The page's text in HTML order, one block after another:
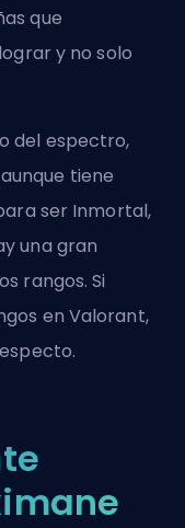
que
y no solo
del espectro,
tiene
ser Inmortal,
una gran
rangos. Si
en Valorant,